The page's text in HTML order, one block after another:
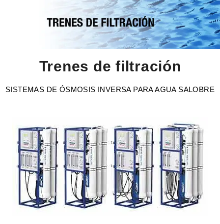
Trenes de filtración
SISTEMAS DE ÓSMOSIS INVERSA PARA AGUA SALOBRE